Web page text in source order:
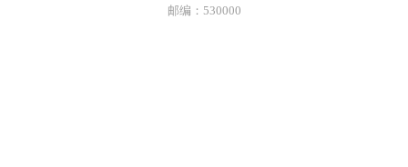
邮编：530000